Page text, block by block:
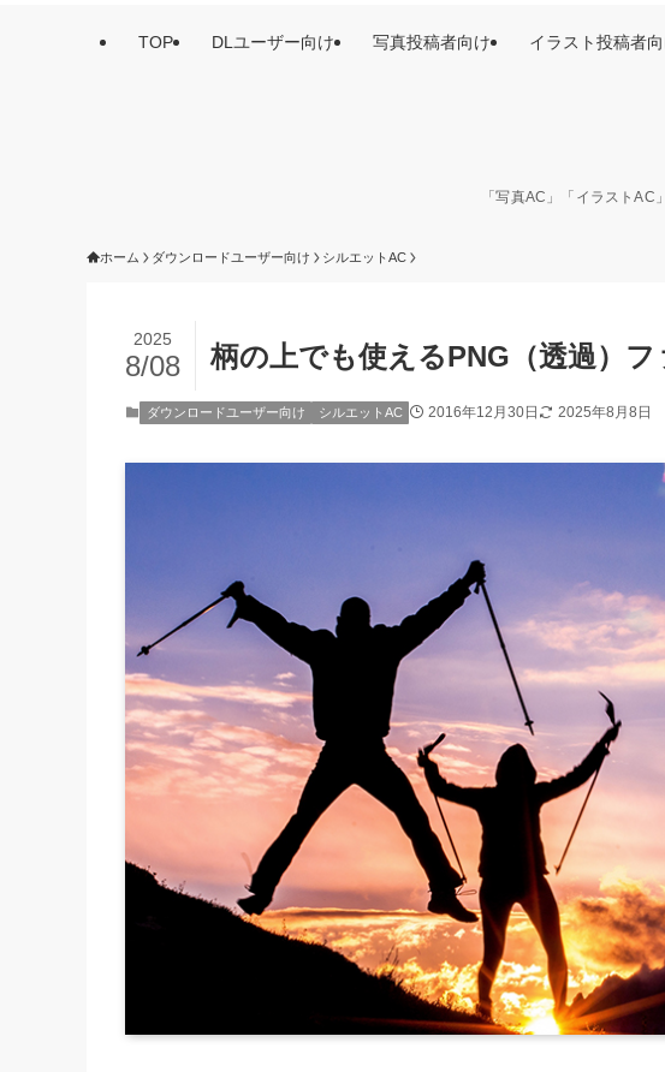
「写真AC」「イラスト
TOP DLユーザー向け 写真投稿者向け イラスト投稿者
ホーム ダウンロードユーザー向け シルエットAC
柄の上でも使えるPNG（透過）
2025
8/08
ダウンロードユーザー向け シルエットAC 2016年12月30日 2025年8月8日